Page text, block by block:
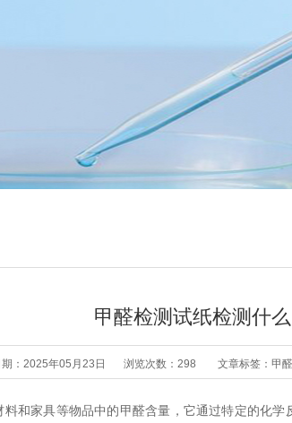
甲醛检测试纸检测什么
：2025年05月23日 浏览次数：298 文章标签： 甲
和家具等物品中的甲醛含量，它通过特定的化